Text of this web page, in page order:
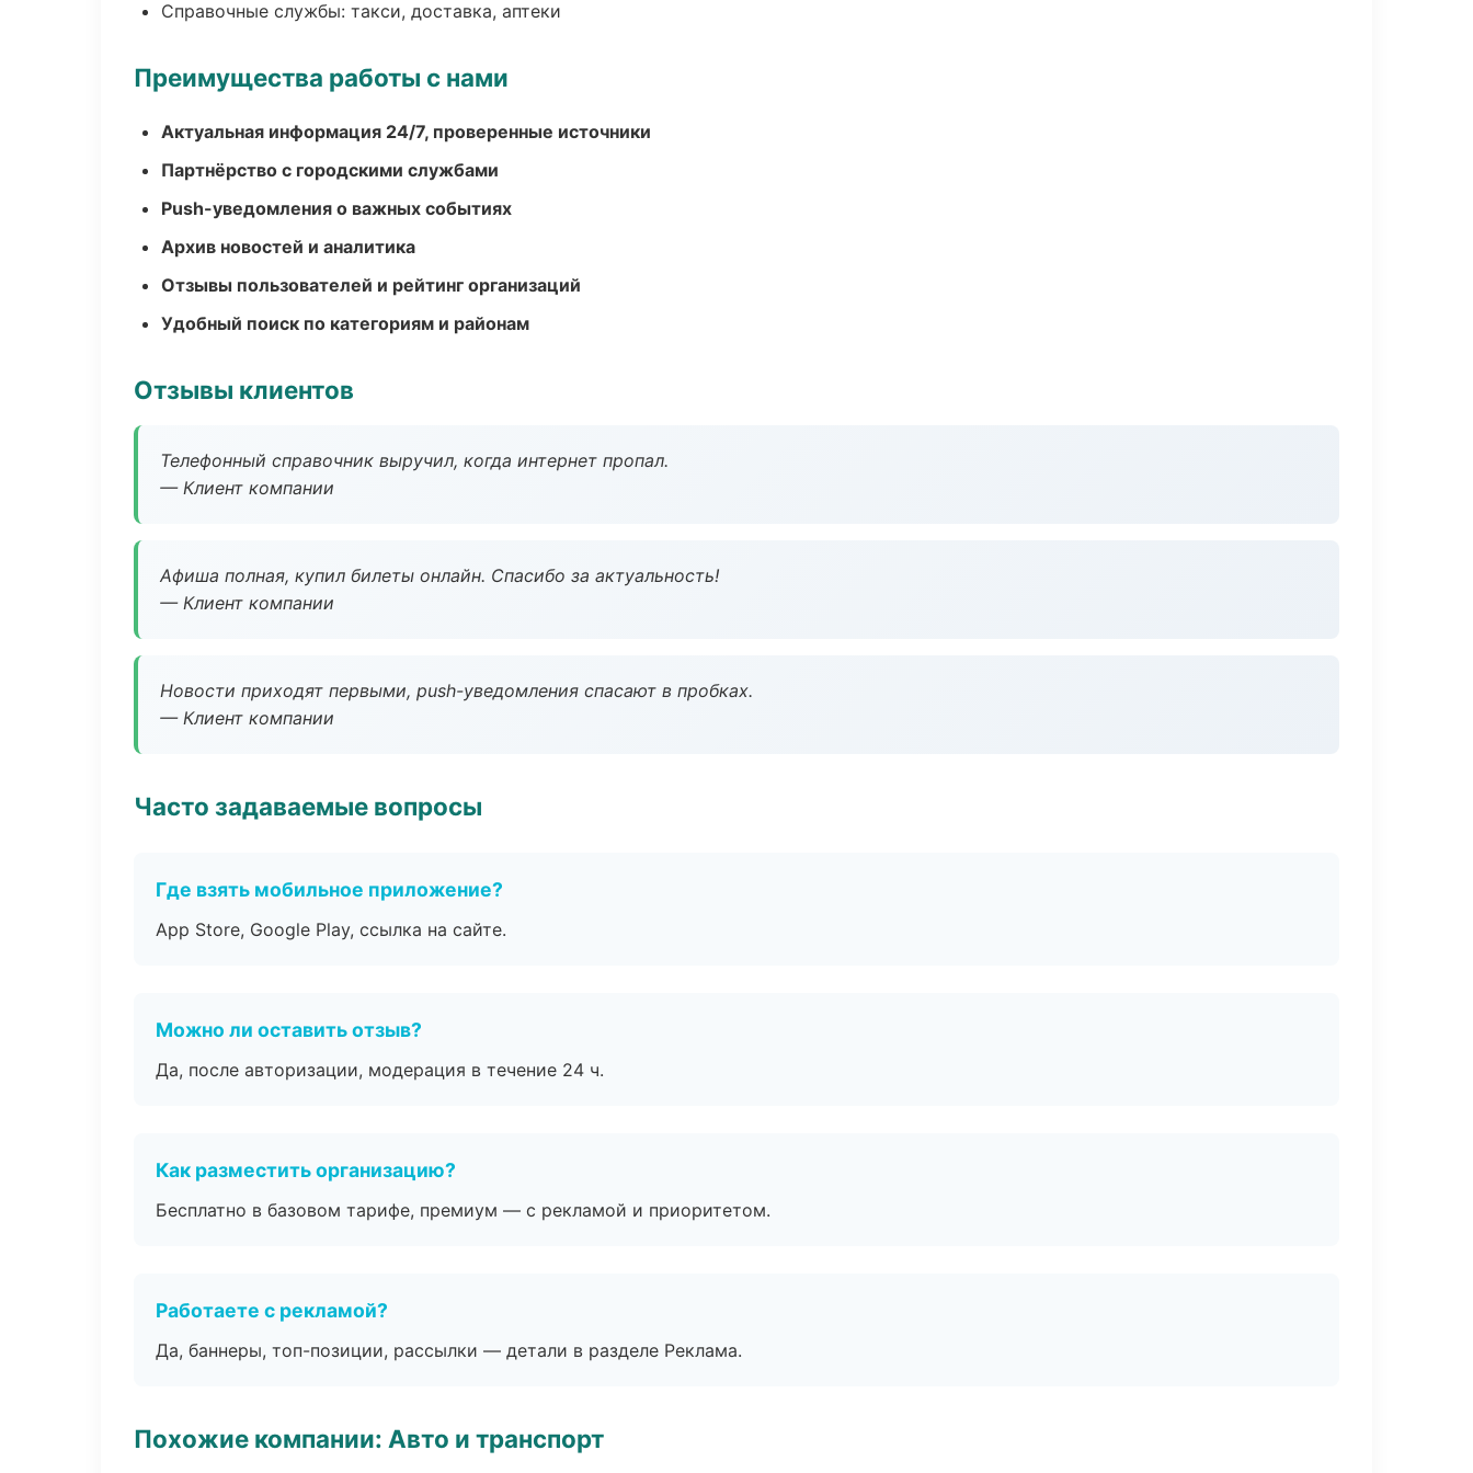
Справочные службы: такси, доставка, аптеки
Преимущества работы с нами
Актуальная информация 24/7, проверенные источники
Партнёрство с городскими службами
Push-уведомления о важных событиях
Архив новостей и аналитика
Отзывы пользователей и рейтинг организаций
Удобный поиск по категориям и районам
Отзывы клиентов
Телефонный справочник выручил, когда интернет пропал.
— Клиент компании
Афиша полная, купил билеты онлайн. Спасибо за актуальность!
— Клиент компании
Новости приходят первыми, push-уведомления спасают в пробках.
— Клиент компании
Часто задаваемые вопросы
Где взять мобильное приложение?
App Store, Google Play, ссылка на сайте.
Можно ли оставить отзыв?
Да, после авторизации, модерация в течение 24 ч.
Как разместить организацию?
Бесплатно в базовом тарифе, премиум — с рекламой и приоритетом.
Работаете с рекламой?
Да, баннеры, топ-позиции, рассылки — детали в разделе Реклама.
Похожие компании: Авто и транспорт